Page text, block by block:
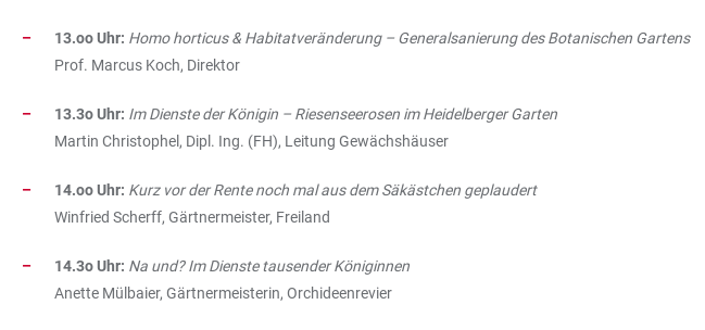
13.oo Uhr: Homo horticus & Habitatveränderung – Generalsanierung des Botanischen Gartens
Prof. Marcus Koch, Direktor
13.3o Uhr: Im Dienste der Königin – Riesenseerosen im Heidelberger Garten
Martin Christophel, Dipl. Ing. (FH), Leitung Gewächshäuser
14.oo Uhr: Kurz vor der Rente noch mal aus dem Säkästchen geplaudert
Winfried Scherff, Gärtnermeister, Freiland
14.3o Uhr: Na und? Im Dienste tausender Königinnen
Anette Mülbaier, Gärtnermeisterin, Orchideenrevier